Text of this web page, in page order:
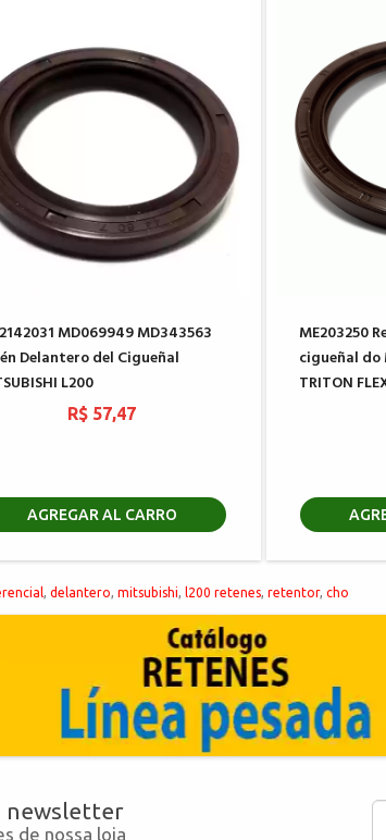
MD069949 MD343563
Delantero del Cigueñal
L200
R$ 57,47
AGREGAR AL CARRO
ME203250
cigueñal do
TRITON
delantero mitsubishi l200 retenes retentor, cho
newsletter
de nossa loja